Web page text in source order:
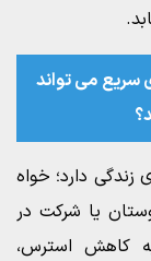
سریع می‌ تواند
زندگی دارد؛ خواه
یا شرکت در
کاهش استرس،